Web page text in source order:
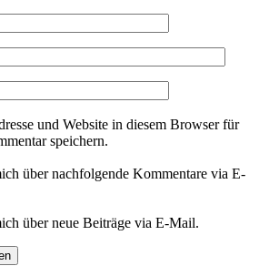
und Website in diesem Browser für
speichern.
über nachfolgende Kommentare via E-
über neue Beiträge via E-Mail.